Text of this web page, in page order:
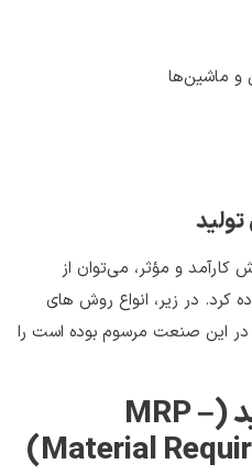
و ماشین‌ها
کارآمد و مؤثر، می‌توان از
در زیر، انواع روش های
در این صنعت مرسوم بوده است را
نرم‌افزار برنامه تولید (MRP –
Material